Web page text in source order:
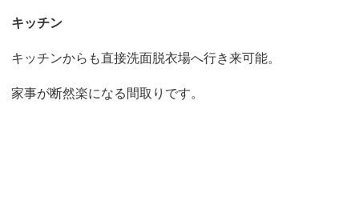
キッチン
キッチンからも直接洗面脱衣場へ行き来可能。
家事が断然楽になる間取りです。